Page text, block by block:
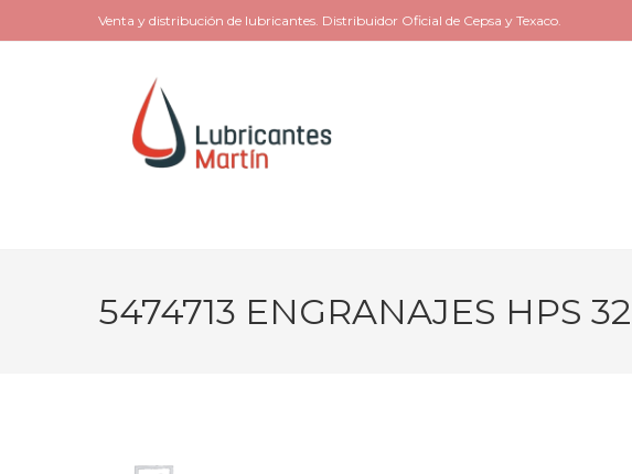
Venta y distribución de lubricantes. Distribuidor Oficial de Cepsa y Texaco.
5474713 ENGRANAJES HPS